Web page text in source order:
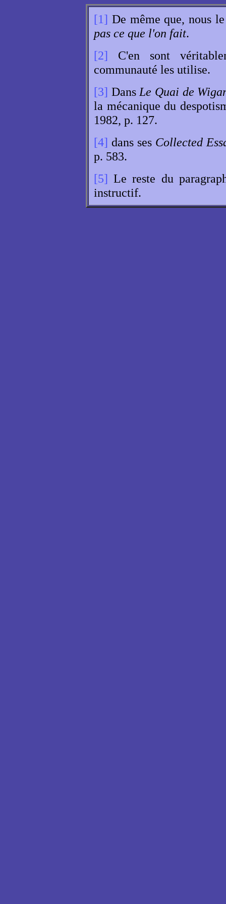
[1] De même que, nous
pas ce que l'on fait.
[2] C'en sont
communauté les utilise.
[3] Dans Le Quai de
la mécanique du
1982, p. 127.
[4] dans ses Collected
p. 583.
[5] Le reste du
instructif.